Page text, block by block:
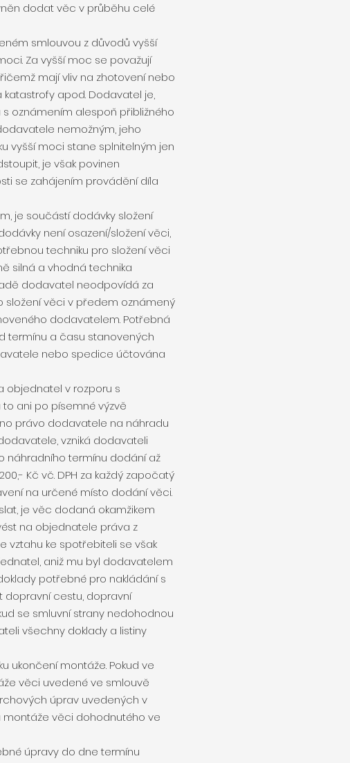
dodat věc v průběhu celé
smlouvou z důvodů vyšší
Za vyšší moc se považují
mají vliv na zhotovení nebo
apod. Dodavatel je,
oznámením alespoň přibližného
nemožným, jeho
vyšší moci stane splnitelným jen
je však povinen
se zahájením provádění díla
je součástí dodávky složení
není osazení/složení věci,
techniku pro složení věci
silná a vhodná technika
dodavatel neodpovídá za
složení věci v předem oznámený
dodavatelem. Potřebná
termínu a času stanovených
nebo spedice účtována
objednatel v rozporu s
ani po písemné výzvě
právo dodavatele na náhradu
vzniká dodavateli
náhradního termínu dodání až
Kč vč. DPH za každý započatý
na určené místo dodání věci.
je věc dodaná okamžikem
na objednatele práva z
vztahu ke spotřebiteli se však
aniž mu byl dodavatelem
potřebné pro nakládání s
dopravní cestu, dopravní
se smluvní strany nedohodnou
všechny doklady a listiny
ukončení montáže. Pokud ve
věci uvedené ve smlouvě
úprav uvedených v
montáže věci dohodnutého ve
úpravy do dne termínu